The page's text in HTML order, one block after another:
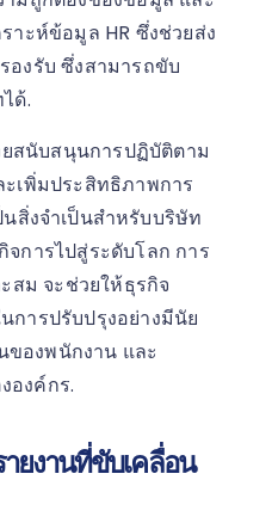
าะห์ข้อมูล HR ซึ่งช่วยส่ง
องรับ ซึ่งสามารถขับ
ด้.
ยสนับสนุนการปฏิบัติตาม
เพิ่มประสิทธิภาพการ
สิ่งจำเป็นสำหรับบริษัท
การไปสู่ระดับโลก การ
สม จะช่วยให้ธุรกิจ
การปรับปรุงอย่างมีนัย
องพนักงาน และ
องค์กร.
ยงานที่ขับเคลื่อน